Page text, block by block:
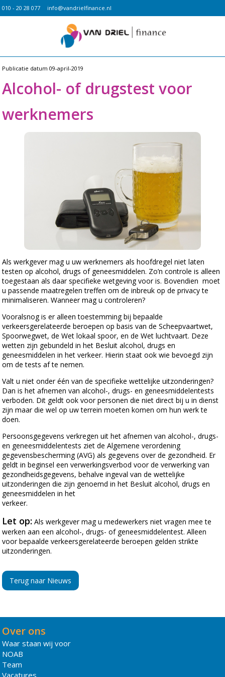
010 - 20 28 077 info@vandrielfinance.nl
Publicatie datum 09-april-2019
Alcohol- of drugstest voor
werknemers
Als werkgever mag u uw werknemers als hoofdregel niet laten
testen op alcohol, drugs of geneesmiddelen. Zo’n controle is alleen
toegestaan als daar specifieke wetgeving voor is. Bovendien moet
u passende maatregelen treffen om de inbreuk op de privacy te
minimaliseren. Wanneer mag u controleren?
Vooralsnog is er alleen toestemming bij bepaalde
verkeersgerelateerde beroepen op basis van de Scheepvaartwet,
Spoorwegwet, de Wet lokaal spoor, en de Wet luchtvaart. Deze
wetten zijn gebundeld in het Besluit alcohol, drugs en
geneesmiddelen in het verkeer. Hierin staat ook wie bevoegd zijn
om de tests af te nemen.
Valt u niet onder één van de specifieke wettelijke uitzonderingen?
Dan is het afnemen van alcohol-, drugs- en geneesmiddelentests
verboden. Dit geldt ook voor personen die niet direct bij u in dienst
zijn maar die wel op uw terrein moeten komen om hun werk te
doen.
Persoonsgegevens verkregen uit het afnemen van alcohol-, drugs-
en geneesmiddelentests ziet de Algemene verordening
gegevensbescherming (AVG) als gegevens over de gezondheid. Er
geldt in beginsel een verwerkingsverbod voor de verwerking van
gezondheidsgegevens, behalve ingeval van de wettelijke
uitzonderingen die zijn genoemd in het Besluit alcohol, drugs en
geneesmiddelen in het
verkeer.
Let op: Als werkgever mag u medewerkers niet vragen mee te
werken aan een alcohol-, drugs- of geneesmiddelentest. Alleen
voor bepaalde verkeersgerelateerde beroepen gelden strikte
uitzonderingen.
Terug naar Nieuws
Over ons
Waar staan wij voor
NOAB
Team
Vacatures